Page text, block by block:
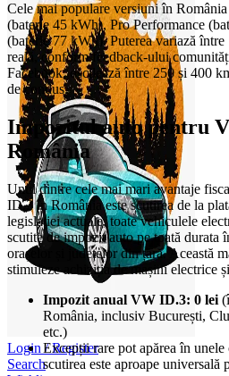
Login / Register
Search
Cele mai populare versiuni în
(baterie 45 kWh), Pro Performance
(baterie 77 kWh). Puterea variază
reală, conform feedback-ului
Facebook, oscilează între 250 și 400
de condus.
Impozitul auto pentru
România
Unul dintre cele mai mari avantaje
ID.3 în România este scutirea de la
legislației actuale, toate vehiculele
scutite de impozit auto pe toată durata
orașelor și județelor din țară. Această
stimuleze achiziția de mașini electrice
Impozit anual VW ID.3: 0 lei
România, inclusiv București,
etc.)
Excepții rare pot apărea în
scutirea este aproape universală